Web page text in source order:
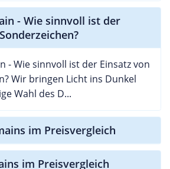
- Wie sinnvoll ist der
- Wie sinnvoll ist der Einsatz von
Wir bringen Licht ins Dunkel
Wahl des D...
im Preisvergleich
im Preisvergleich